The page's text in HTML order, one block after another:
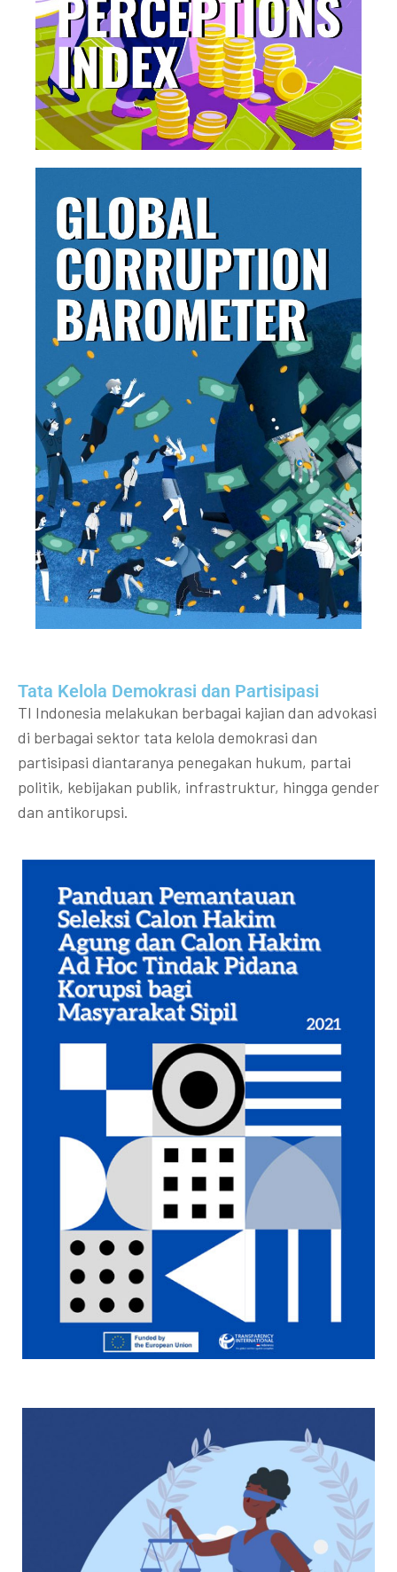
Tata Kelola Demokrasi dan Partisipasi​
TI Indonesia melakukan berbagai kajian dan advokasi
di berbagai sektor tata kelola demokrasi dan
partisipasi diantaranya penegakan hukum, partai
politik, kebijakan publik, infrastruktur, hingga gender
dan antikorupsi.